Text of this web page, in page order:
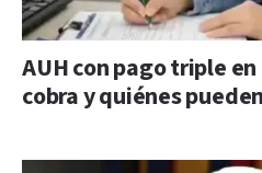
AUH con pago triple
cobra y quiénes